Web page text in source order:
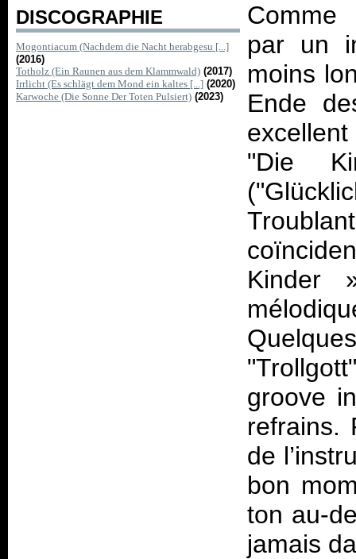
DISCOGRAPHIE
Mogontiacum (Nachdem die Nacht herabgesu [...]
(2016)
Totholz (Ein Raunen aus dem Klammwald) (2017)
Irrlicht (Es schlägt dem Mond ein kaltes [...] (2020)
Karwoche (Die Sonne Der Toten Pulsiert) (2023)
Comme
par un
moins
Ende
"Die
Kinder
groove
refrains.
de
bon
ton au-
jamais